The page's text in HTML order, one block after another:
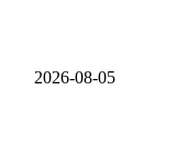
2026-08-05